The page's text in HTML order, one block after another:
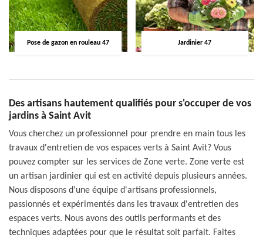
Pose de gazon en rouleau 47 Jardinier 47
Des artisans hautement qualifiés pour s'occuper de vos
jardins à Saint Avit
Vous cherchez un professionnel pour prendre en main tous les
travaux d'entretien de vos espaces verts à Saint Avit? Vous
pouvez compter sur les services de Zone verte. Zone verte est
un artisan jardinier qui est en activité depuis plusieurs années.
Nous disposons d'une équipe d'artisans professionnels,
passionnés et expérimentés dans les travaux d'entretien des
espaces verts. Nous avons des outils performants et des
techniques adaptées pour que le résultat soit parfait. Faites